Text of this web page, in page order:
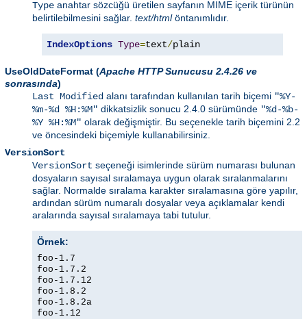
Type anahtar sözcüğü üretilen sayfanın MIME içerik türünün
belirtilebilmesini sağlar. text/htmlöntanımlıdır.
IndexOptions Type=text/plain
UseOldDateFormat (Apache HTTP Sunucusu 2.4.26 ve
sonrasında)
Last Modified alanı tarafından kullanılan tarih biçemi "%Y-
%m-%d %H:%M" dikkatsizlik sonucu 2.4.0 sürümünde "%d-%b-
%Y %H:%M" olarak değişmiştir. Bu seçenekle tarih biçemini 2.2
ve öncesindeki biçemiyle kullanabilirsiniz.
VersionSort
VersionSort seçeneği isimlerinde sürüm numarası bulunan
dosyaların sayısal sıralamaya uygun olarak sıralanmalarını
sağlar. Normalde sıralama karakter sıralamasına göre yapılır,
ardından sürüm numaralı dosyalar veya açıklamalar kendi
aralarında sayısal sıralamaya tabi tutulur.
Örnek:
foo-1.7
foo-1.7.2
foo-1.7.12
foo-1.8.2
foo-1.8.2a
foo-1.12